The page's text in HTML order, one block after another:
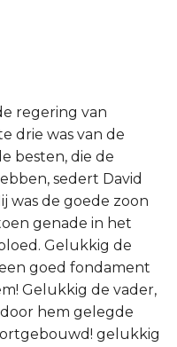
regering van
drie was van de
besten, die de
sedert David
was de goede zoon
genade in het
Gelukkig de
goed fondament
Gelukkig de vader,
door hem gelegde
gelukkig